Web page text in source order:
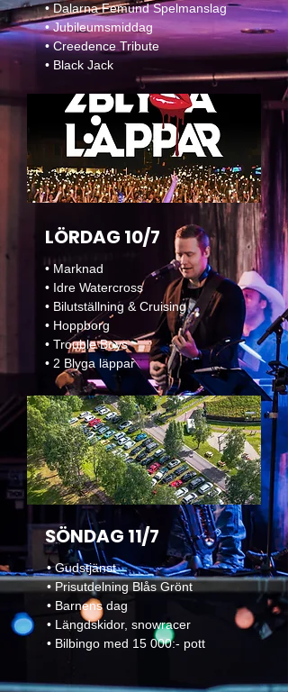
• Dalarna Femund Spelmanslag
• Jubileumsmiddag
• Creedence Tribute
• Black Jack
LÖRDAG 10/7
• Marknad
• Idre Watercross
• Bilutställning & Cruising
• Hoppborg
• Trouble Boys
• 2 Blyga läppar
SÖNDAG 11/7
• Gudstjänst
• Prisutdelning Blås Grönt
• Barnens dag
• Längdskidor, snowracer
• Bilbingo med 15 000:- pott